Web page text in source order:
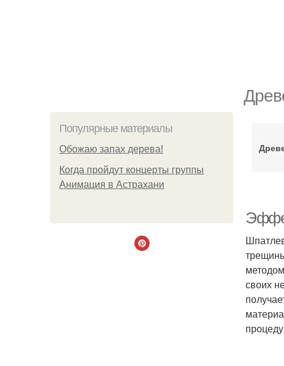
Популярные материалы
Обожaю зaпах деpева!
Когда пройдут концерты группы
Анимация в Астрахани
своих